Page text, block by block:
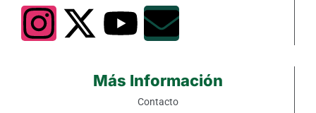
Más Información
Contacto